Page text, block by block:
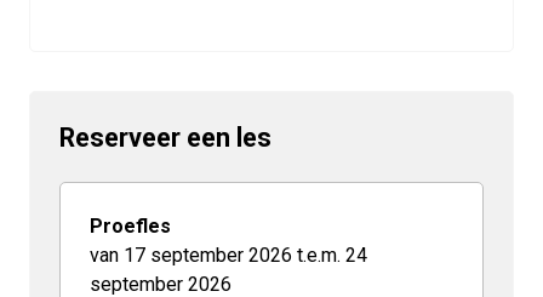
Reserveer een les
Proefles
van 17 september 2026 t.e.m. 24
september 2026